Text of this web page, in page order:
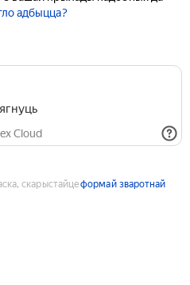
адбыцца?
Cloud
скарыстайцеформай зваротнай